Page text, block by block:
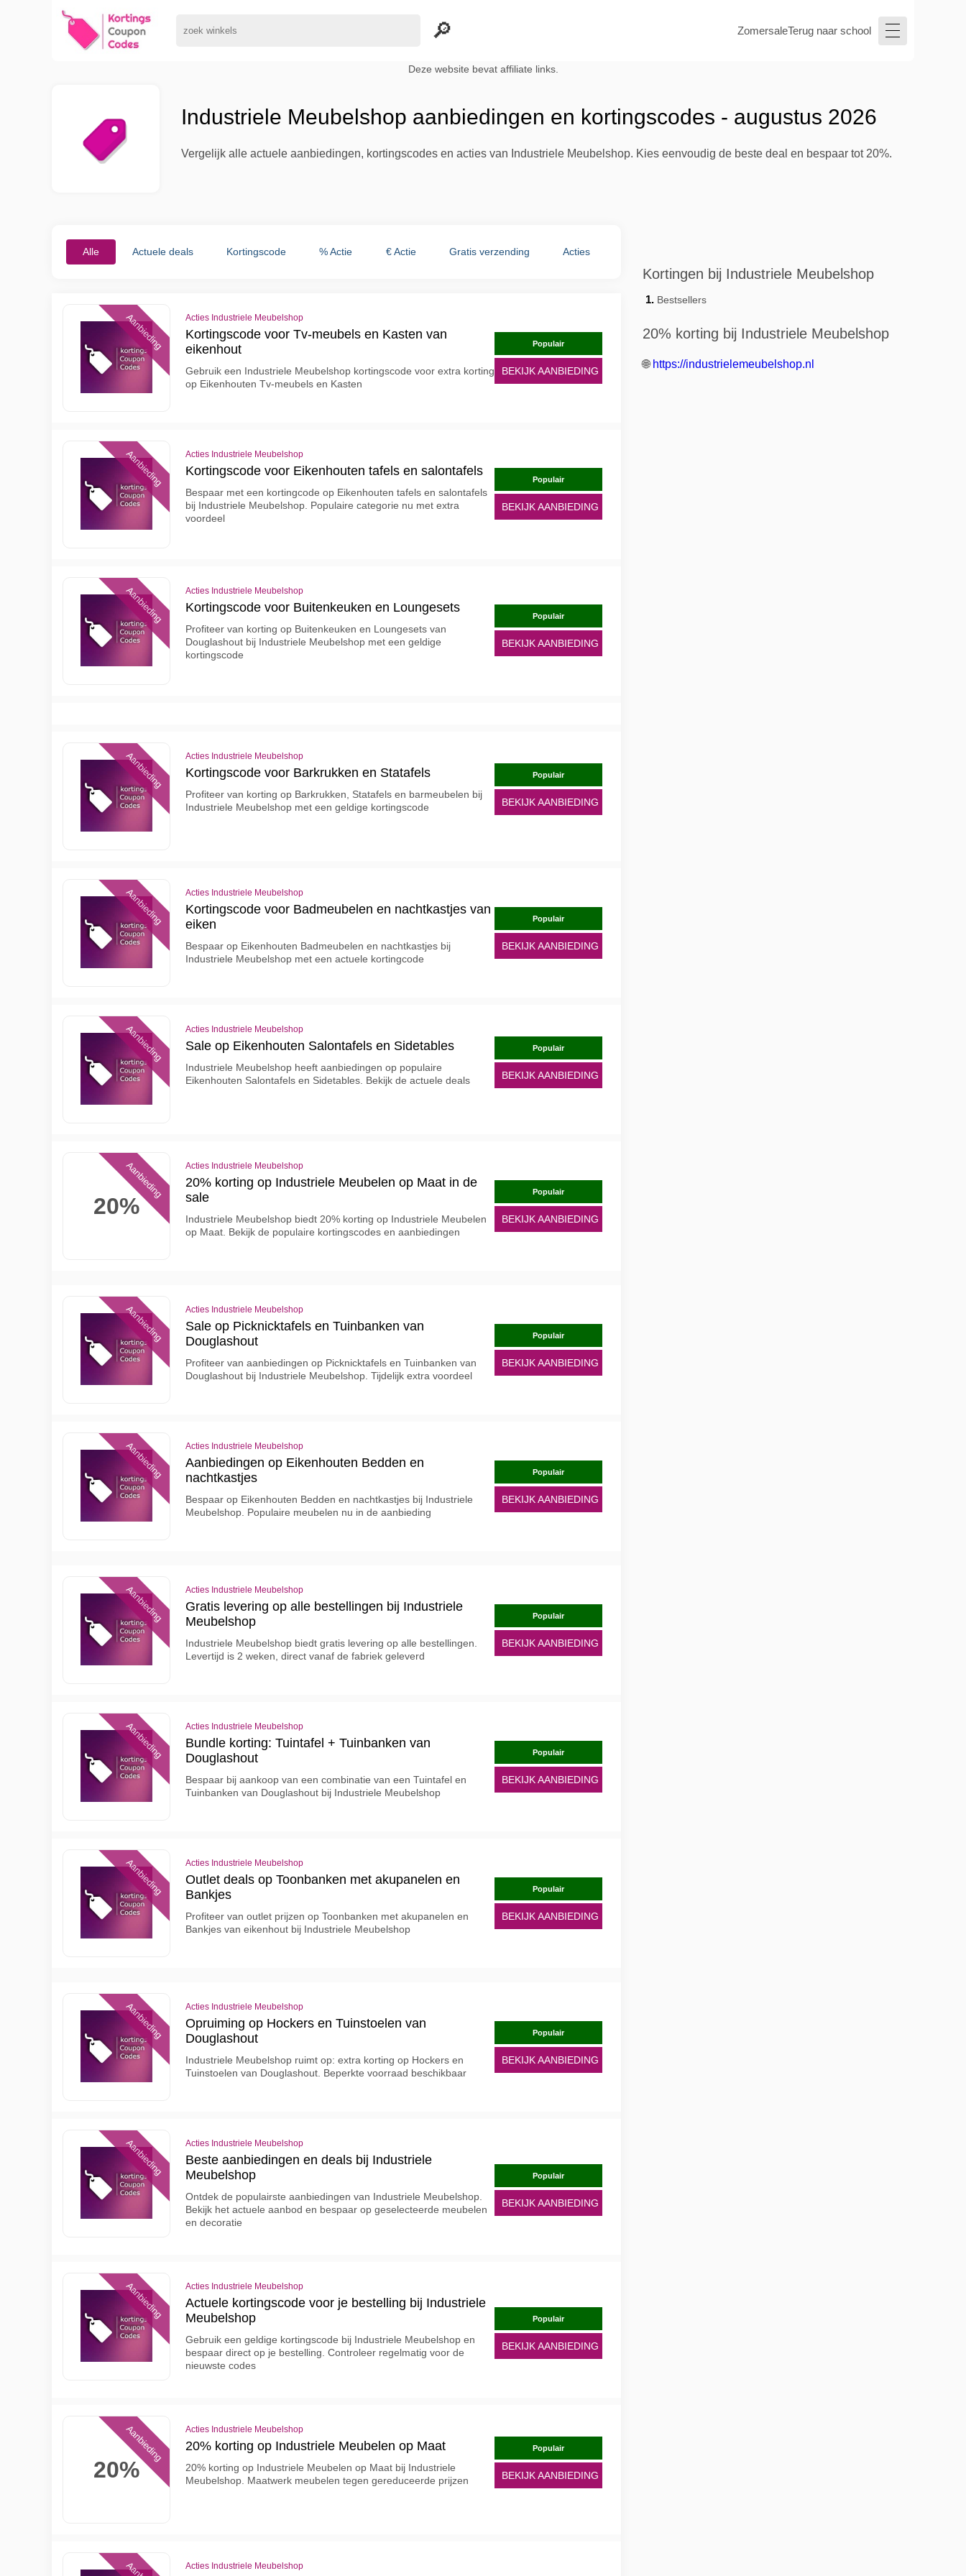
ZomersaleTerug naar school
Deze website bevat affiliate links.
Industriele Meubelshop aanbiedingen en kortingscodes - augustus 2026
Vergelijk alle actuele aanbiedingen, kortingscodes en acties van Industriele Meubelshop. Kies eenvoudig de beste deal en bespaar tot 20%.
Alle Actuele deals Kortingscode % Actie € Actie Gratis verzending Acties
Aanbieding Acties Industriele Meubelshop
Kortingscode voor Tv-meubels en Kasten van
eikenhout
Gebruik een Industriele Meubelshop kortingscode voor extra korting
op Eikenhouten Tv-meubels en Kasten
Populair
BEKIJK AANBIEDING
Aanbieding Acties Industriele Meubelshop
Kortingscode voor Eikenhouten tafels en salontafels
Bespaar met een kortingcode op Eikenhouten tafels en salontafels
bij Industriele Meubelshop. Populaire categorie nu met extra
voordeel
Populair
BEKIJK AANBIEDING
Aanbieding Acties Industriele Meubelshop
Kortingscode voor Buitenkeuken en Loungesets
Profiteer van korting op Buitenkeuken en Loungesets van
Douglashout bij Industriele Meubelshop met een geldige
kortingscode
Populair
BEKIJK AANBIEDING
Aanbieding Acties Industriele Meubelshop
Kortingscode voor Barkrukken en Statafels
Profiteer van korting op Barkrukken, Statafels en barmeubelen bij
Industriele Meubelshop met een geldige kortingscode
Populair
BEKIJK AANBIEDING
Aanbieding Acties Industriele Meubelshop
Kortingscode voor Badmeubelen en nachtkastjes van
eiken
Bespaar op Eikenhouten Badmeubelen en nachtkastjes bij
Industriele Meubelshop met een actuele kortingcode
Populair
BEKIJK AANBIEDING
Aanbieding Acties Industriele Meubelshop
Sale op Eikenhouten Salontafels en Sidetables
Industriele Meubelshop heeft aanbiedingen op populaire
Eikenhouten Salontafels en Sidetables. Bekijk de actuele deals
Populair
BEKIJK AANBIEDING
20%
Aanbieding Acties Industriele Meubelshop
20% korting op Industriele Meubelen op Maat in de
sale
Industriele Meubelshop biedt 20% korting op Industriele Meubelen
op Maat. Bekijk de populaire kortingscodes en aanbiedingen
Populair
BEKIJK AANBIEDING
Aanbieding Acties Industriele Meubelshop
Sale op Picknicktafels en Tuinbanken van
Douglashout
Profiteer van aanbiedingen op Picknicktafels en Tuinbanken van
Douglashout bij Industriele Meubelshop. Tijdelijk extra voordeel
Populair
BEKIJK AANBIEDING
Aanbieding Acties Industriele Meubelshop
Aanbiedingen op Eikenhouten Bedden en
nachtkastjes
Bespaar op Eikenhouten Bedden en nachtkastjes bij Industriele
Meubelshop. Populaire meubelen nu in de aanbieding
Populair
BEKIJK AANBIEDING
Aanbieding Acties Industriele Meubelshop
Gratis levering op alle bestellingen bij Industriele
Meubelshop
Industriele Meubelshop biedt gratis levering op alle bestellingen.
Levertijd is 2 weken, direct vanaf de fabriek geleverd
Populair
BEKIJK AANBIEDING
Aanbieding Acties Industriele Meubelshop
Bundle korting: Tuintafel + Tuinbanken van
Douglashout
Bespaar bij aankoop van een combinatie van een Tuintafel en
Tuinbanken van Douglashout bij Industriele Meubelshop
Populair
BEKIJK AANBIEDING
Aanbieding Acties Industriele Meubelshop
Outlet deals op Toonbanken met akupanelen en
Bankjes
Profiteer van outlet prijzen op Toonbanken met akupanelen en
Bankjes van eikenhout bij Industriele Meubelshop
Populair
BEKIJK AANBIEDING
Aanbieding Acties Industriele Meubelshop
Opruiming op Hockers en Tuinstoelen van
Douglashout
Industriele Meubelshop ruimt op: extra korting op Hockers en
Tuinstoelen van Douglashout. Beperkte voorraad beschikbaar
Populair
BEKIJK AANBIEDING
Aanbieding Acties Industriele Meubelshop
Beste aanbiedingen en deals bij Industriele
Meubelshop
Ontdek de populairste aanbiedingen van Industriele Meubelshop.
Bekijk het actuele aanbod en bespaar op geselecteerde meubelen
en decoratie
Populair
BEKIJK AANBIEDING
Aanbieding Acties Industriele Meubelshop
Actuele kortingscode voor je bestelling bij Industriele
Meubelshop
Gebruik een geldige kortingscode bij Industriele Meubelshop en
bespaar direct op je bestelling. Controleer regelmatig voor de
nieuwste codes
Populair
BEKIJK AANBIEDING
20%
Aanbieding Acties Industriele Meubelshop
20% korting op Industriele Meubelen op Maat
20% korting op Industriele Meubelen op Maat bij Industriele
Meubelshop. Maatwerk meubelen tegen gereduceerde prijzen
Populair
BEKIJK AANBIEDING
Acties Industriele Meubelshop
Kortingen bij Industriele Meubelshop
Bestsellers
20% korting bij Industriele Meubelshop
🌐 https://industrielemeubelshop.nl